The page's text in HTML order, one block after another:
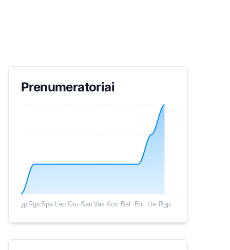
Prenumeratoriai
Rgp Rgs Spa Lap Gru SauVas Kov Bal Bir Lie Rgp